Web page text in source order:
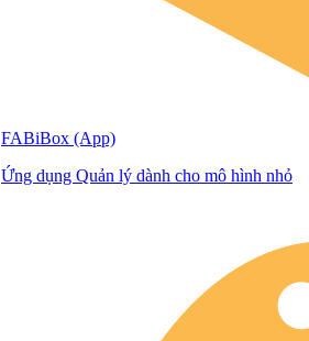
FABiBox (App)
Ứng dụng Quản lý dành cho mô hình nhỏ